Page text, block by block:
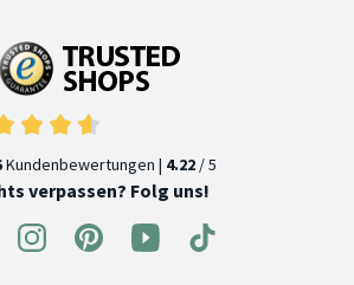
Kundenbewertungen | 4.22 / 5
verpassen? Folg uns!